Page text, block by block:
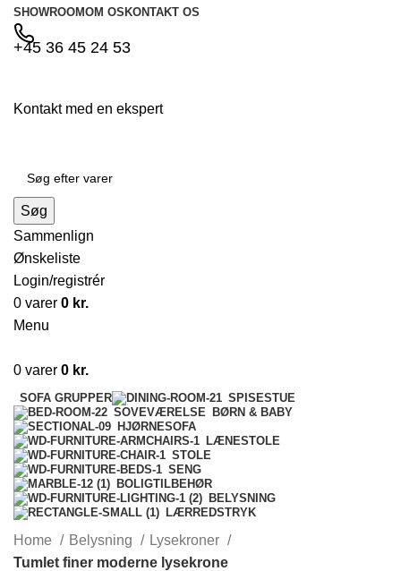
SHOWROOMOM OS KONTAKT OS
+45 36 45 24 53
Kontakt med en ekspert
Søg
Sammenlign
Ønskeliste
Login/registrér
0 varer 0 kr.
Menu
0 varer 0 kr.
SOFA GRUPPER
SPISESTUE
SOVEVÆRELSE BØRN & BABY
HJØRNESOFA
LÆNESTOLE
STOLE
SENG
BOLIGTILBEHØR
BELYSNING
LÆRREDSTRYK
Home Belysning
Lysekroner
Tumlet finer moderne lysekrone